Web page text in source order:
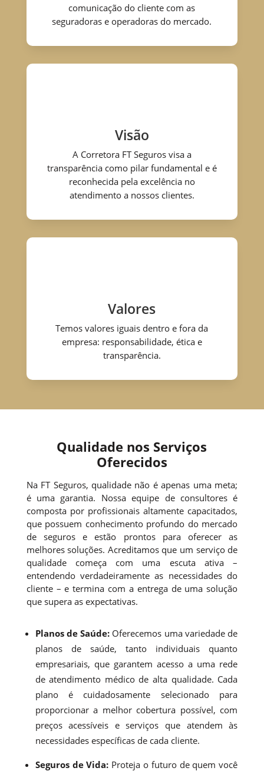
comunicação do cliente com as
seguradoras e operadoras do mercado.
Visão
A Corretora FT Seguros visa a
transparência como pilar fundamental e é
reconhecida pela excelência no
atendimento a nossos clientes.
Valores
Temos valores iguais dentro e fora da
empresa: responsabilidade, ética e
transparência.
Qualidade nos Serviços
Oferecidos
Na FT Seguros, qualidade não é apenas uma meta;
é uma garantia. Nossa equipe de consultores é
composta por profissionais altamente capacitados,
que possuem conhecimento profundo do mercado
de seguros e estão prontos para oferecer as
melhores soluções. Acreditamos que um serviço de
qualidade começa com uma escuta ativa –
entendendo verdadeiramente as necessidades do
cliente – e termina com a entrega de uma solução
que supera as expectativas.
Planos de Saúde: Oferecemos uma variedade de
planos de saúde, tanto individuais quanto
empresariais, que garantem acesso a uma rede
de atendimento médico de alta qualidade. Cada
plano é cuidadosamente selecionado para
proporcionar a melhor cobertura possível, com
preços acessíveis e serviços que atendem às
necessidades específicas de cada cliente.
Seguros de Vida: Proteja o futuro de quem você